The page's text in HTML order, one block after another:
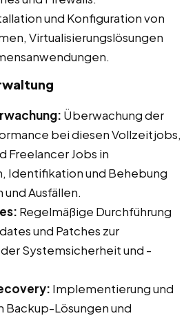
und Konfiguration von
Virtualisierungslösungen
Überwachung der
bei diesen Vollzeitjobs,
Freelancer Jobs in
Identifikation und Behebung
und Ausfällen.
Regelmäßige Durchführung
und Patches zur
Systemsicherheit und -
Implementierung und
Backup-Lösungen und